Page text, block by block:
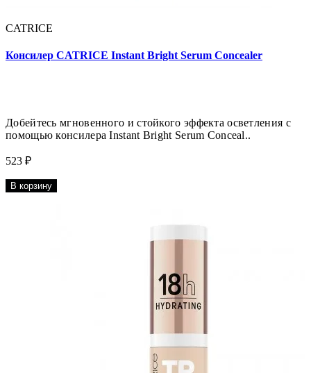
CATRICE
Консилер CATRICE Instant Bright Serum Concealer
Добейтесь мгновенного и стойкого эффекта осветления с
помощью консилера Instant Bright Serum Conceal..
523 ₽
В корзину